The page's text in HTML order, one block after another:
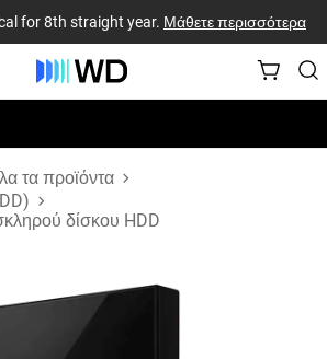
for 8th straight year. Μάθετε περισσότερα
τα προϊόντα
δίσκου HDD